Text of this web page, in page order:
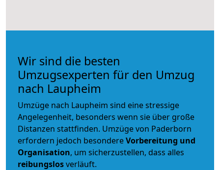
Wir sind die besten
Umzugsexperten für den Umzug
nach Laupheim
Umzüge nach Laupheim sind eine stressige
Angelegenheit, besonders wenn sie über große
Distanzen stattfinden. Umzüge von Paderborn
erfordern jedoch besondereVorbereitung und
Organisation, um sicherzustellen, dass alles
reibungslosverläuft.